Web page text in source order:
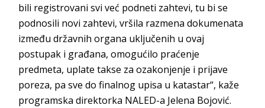
bili registrovani svi već podneti zahtevi, tu bi se
podnosili novi zahtevi, vršila razmena dokumenata
između državnih organa uključenih u ovaj
postupak i građana, omogućilo praćenje
predmeta, uplate takse za ozakonjenje i prijave
poreza, pa sve do finalnog upisa u katastar“, kaže
programska direktorka NALED-a Jelena Bojović.